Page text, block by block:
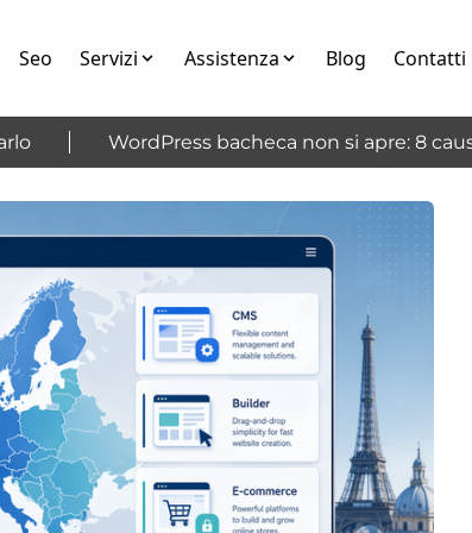
Seo Servizi Assistenza Blog Contatti
WordPress bacheca non si apre: 8 cause